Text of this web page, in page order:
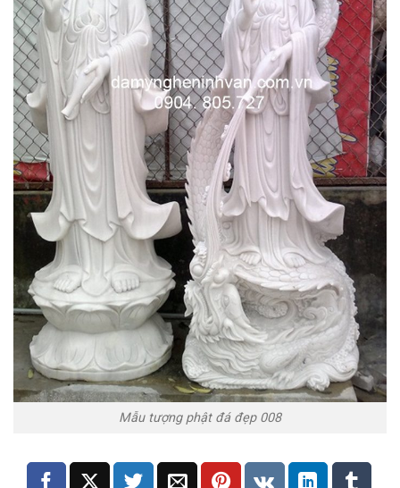
Mẫu tượng phật đá đẹp 008